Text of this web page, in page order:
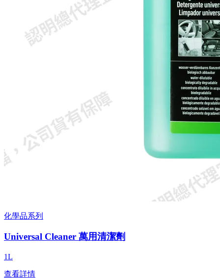
化學品系列
Universal Cleaner 萬用清潔劑
1L
查看詳情